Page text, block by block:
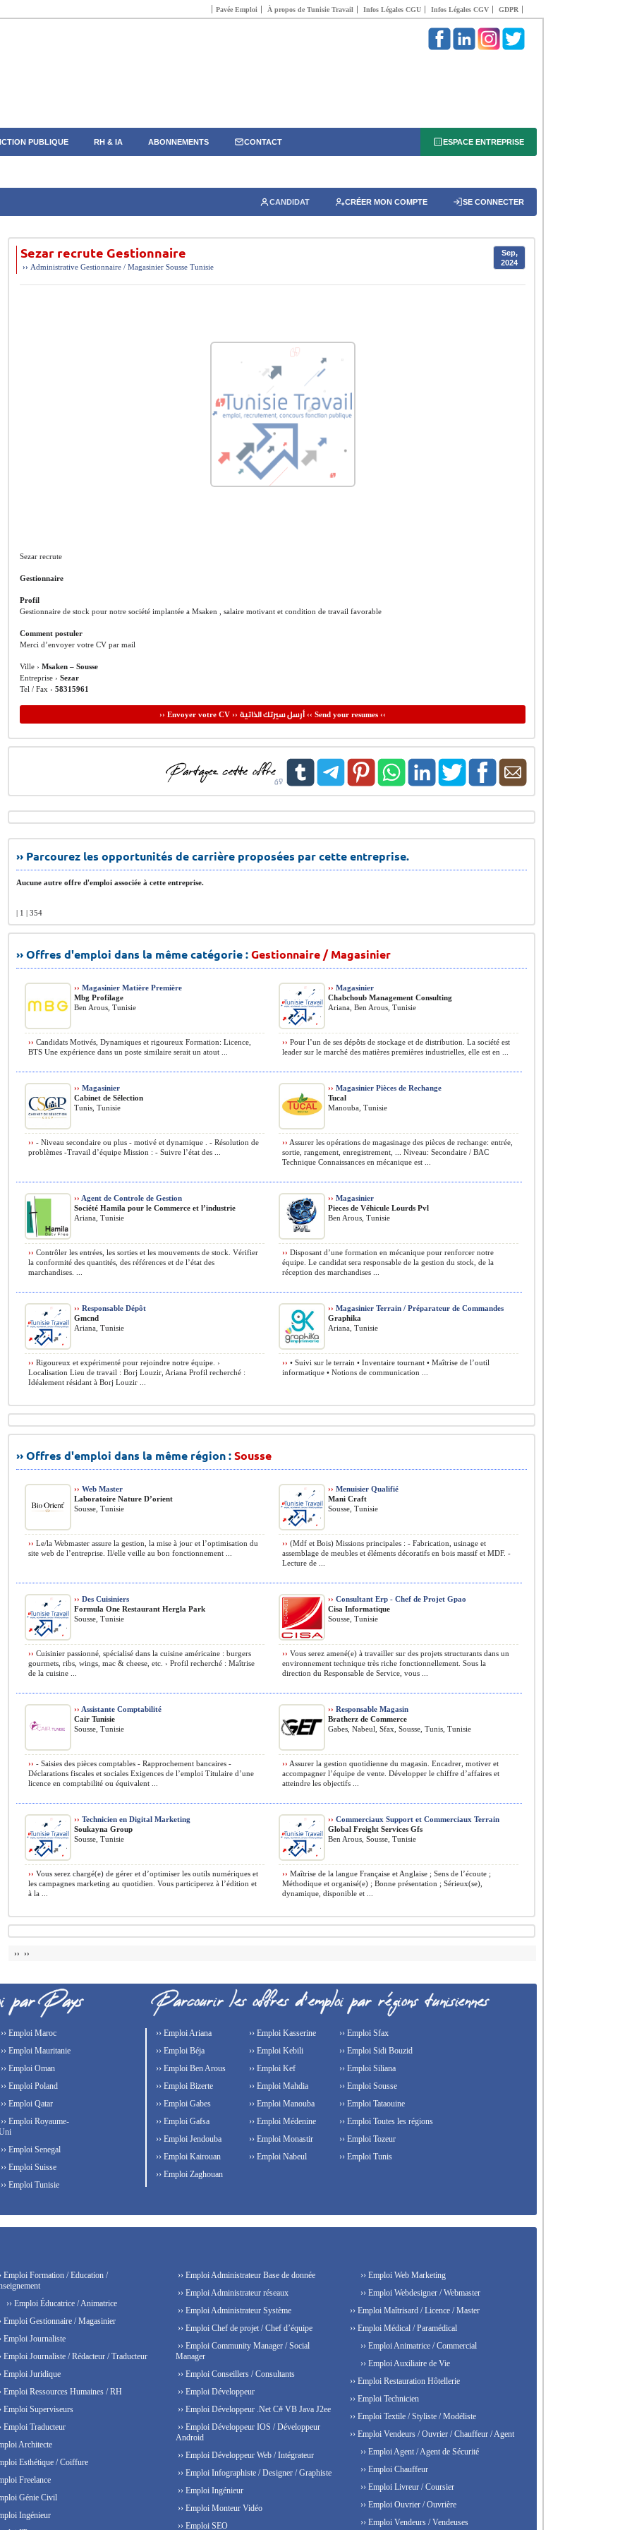
Pavée Emploi À propos de Tunisie Travail Infos Légales CGU Infos Légales CGV GDPR
PUBLIQUE RH & IA ABONNEMENTS CONTACT ESPACE ENTREPRISE
CANDIDAT CRÉER MON COMPTE SE CONNECTER
Sezar recrute Gestionnaire
Sep,
2024
›› Administrative Gestionnaire / Magasinier Sousse Tunisie
Sezar recrute
Gestionnaire
Profil
Gestionnaire de stock pour notre société implantée a Msaken , salaire motivant et condition de travail favorable
Comment postuler
Merci d’envoyer votre CV par mail
Ville › Msaken – Sousse
Entreprise › Sezar
Tel / Fax › 58315961
›› Envoyer votre CV ›› أرسل سيرتك الذاتية‹‹ Send your resumes ‹‹
›› Parcourez les opportunités de carrière proposées par cette entreprise.
Aucune autre offre d'emploi associée à cette entreprise.
| 1 | 354
›› Offres d'emploi dans la même catégorie :Gestionnaire / Magasinier
›› Magasinier Matière Première
Mbg Profilage
Ben Arous, Tunisie
›› Candidats Motivés, Dynamiques et rigoureux Formation: Licence,
BTS Une expérience dans un poste similaire serait un atout ...
›› Magasinier
Chabchoub Management Consulting
Ariana, Ben Arous, Tunisie
›› Pour l’un de ses dépôts de stockage et de distribution. La société est
leader sur le marché des matières premières industrielles, elle est en ...
›› Magasinier
Cabinet de Sélection
Tunis, Tunisie
›› - Niveau secondaire ou plus - motivé et dynamique . - Résolution de
problèmes -Travail d’équipe Mission : - Suivre l’état des ...
›› Magasinier Pièces de Rechange
Tucal
Manouba, Tunisie
›› Assurer les opérations de magasinage des pièces de rechange: entrée,
sortie, rangement, enregistrement, ... Niveau: Secondaire / BAC
Technique Connaissances en mécanique est ...
›› Agent de Controle de Gestion
Société Hamila pour le Commerce et l’industrie
Ariana, Tunisie
›› Contrôler les entrées, les sorties et les mouvements de stock. Vérifier
la conformité des quantités, des références et de l’état des
marchandises. ...
›› Magasinier
Pieces de Véhicule Lourds Pvl
Ben Arous, Tunisie
›› Disposant d’une formation en mécanique pour renforcer notre
équipe. Le candidat sera responsable de la gestion du stock, de la
réception des marchandises ...
›› Responsable Dépôt
Gmcnd
Ariana, Tunisie
›› Rigoureux et expérimenté pour rejoindre notre équipe. ›
Localisation Lieu de travail : Borj Louzir, Ariana Profil recherché :
Idéalement résidant à Borj Louzir ...
›› Magasinier Terrain / Préparateur de Commandes
Graphika
Ariana, Tunisie
›› • Suivi sur le terrain • Inventaire tournant • Maîtrise de l’outil
informatique • Notions de communication ...
›› Offres d'emploi dans la même région :Sousse
›› Web Master
Laboratoire Nature D’orient
Sousse, Tunisie
›› Le/la Webmaster assure la gestion, la mise à jour et l’optimisation du
site web de l’entreprise. Il/elle veille au bon fonctionnement ...
›› Menuisier Qualifié
Mani Craft
Sousse, Tunisie
›› (Mdf et Bois) Missions principales : - Fabrication, usinage et
assemblage de meubles et éléments décoratifs en bois massif et MDF. -
Lecture de ...
›› Des Cuisiniers
Formula One Restaurant Hergla Park
Sousse, Tunisie
›› Cuisinier passionné, spécialisé dans la cuisine américaine : burgers
gourmets, ribs, wings, mac & cheese, etc. › Profil recherché : Maîtrise
de la cuisine ...
›› Consultant Erp - Chef de Projet Gpao
Cisa Informatique
Sousse, Tunisie
›› Vous serez amené(e) à travailler sur des projets structurants dans un
environnement technique très riche fonctionnellement. Sous la
direction du Responsable de Service, vous ...
›› Assistante Comptabilité
Cair Tunisie
Sousse, Tunisie
›› - Saisies des pièces comptables - Rapprochement bancaires -
Déclarations fiscales et sociales Exigences de l’emploi Titulaire d’une
licence en comptabilité ou équivalent ...
›› Responsable Magasin
Bratherz de Commerce
Gabes, Nabeul, Sfax, Sousse, Tunis, Tunisie
›› Assurer la gestion quotidienne du magasin. Encadrer, motiver et
accompagner l’équipe de vente. Développer le chiffre d’affaires et
atteindre les objectifs ...
›› Technicien en Digital Marketing
Soukayna Group
Sousse, Tunisie
›› Vous serez chargé(e) de gérer et d’optimiser les outils numériques et
les campagnes marketing au quotidien. Vous participerez à l’édition et
à la ...
›› Commerciaux Support et Commerciaux Terrain
Global Freight Services Gfs
Ben Arous, Sousse, Tunisie
›› Maîtrise de la langue Française et Anglaise ; Sens de l’écoute ;
Méthodique et organisé(e) ; Bonne présentation ; Sérieux(se),
dynamique, disponible et ...
›› ››
›› Emploi Maroc
›› Emploi Mauritanie
›› Emploi Oman
›› Emploi Poland
›› Emploi Qatar
›› Emploi Royaume-
›› Emploi Senegal
›› Emploi Suisse
›› Emploi Tunisie
›› Emploi Ariana
›› Emploi Béja
›› Emploi Ben Arous
›› Emploi Bizerte
›› Emploi Gabes
›› Emploi Gafsa
›› Emploi Jendouba
›› Emploi Kairouan
›› Emploi Kasserine
›› Emploi Kebili
›› Emploi Kef
›› Emploi Mahdia
›› Emploi Manouba
›› Emploi Médenine
›› Emploi Monastir
›› Emploi Nabeul
›› Emploi Sfax
›› Emploi Sidi Bouzid
›› Emploi Siliana
›› Emploi Sousse
›› Emploi Tataouine
›› Emploi Toutes les régions
›› Emploi Tozeur
›› Emploi Tunis
›› Emploi Zaghouan
Emploi Formation / Education /
›› Emploi Éducatrice / Animatrice
Emploi Gestionnaire / Magasinier
Emploi Journaliste
Emploi Journaliste / Rédacteur / Traducteur
Emploi Juridique
Emploi Ressources Humaines / RH
Emploi Superviseurs
Emploi Traducteur
Architecte
Esthétique / Coiffure
Freelance
Génie Civil
Ingénieur
›› Emploi Administrateur Base de donnée
›› Emploi Administrateur réseaux
›› Emploi Administrateur Système
›› Emploi Chef de projet / Chef d’équipe
›› Emploi Community Manager / Social
Manager
›› Emploi Conseillers / Consultants
›› Emploi Développeur
›› Emploi Développeur .Net C# VB Java J2ee
›› Emploi Développeur IOS / Développeur
Android
›› Emploi Développeur Web / Intégrateur
›› Emploi Infographiste / Designer / Graphiste
›› Emploi Ingénieur
›› Emploi Monteur Vidéo
›› Emploi SEO
›› Emploi Web Marketing
›› Emploi Webdesigner / Webmaster
›› Emploi Maîtrisard / Licence / Master
›› Emploi Médical / Paramédical
›› Emploi Animatrice / Commercial
›› Emploi Auxiliaire de Vie
›› Emploi Restauration Hôtellerie
›› Emploi Technicien
›› Emploi Textile / Styliste / Modéliste
›› Emploi Vendeurs / Ouvrier / Chauffeur / Agent
›› Emploi Agent / Agent de Sécurité
›› Emploi Chauffeur
›› Emploi Livreur / Coursier
›› Emploi Ouvrier / Ouvrière
›› Emploi Vendeurs / Vendeuses